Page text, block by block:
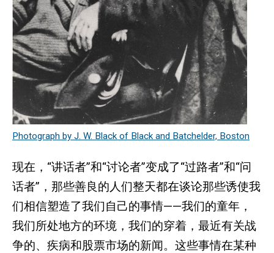
Photograph by J. W. Black of Black and Batchelder, Boston
现在，“讲话者”和“讨论者”变成了“过路者”和“问
话者”，那些善良的人们整天都在谈论那些诱使我
们相信塑造了我们自己的事情——我们的童年，
我们所处地方的环境，我们的穿着，最近有关战
争的、疾病和股票市场的新闻。这些事情在某种